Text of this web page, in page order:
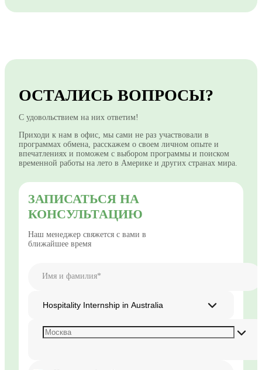
ОСТАЛИСЬ ВОПРОСЫ?
С удовольствием на них ответим!
Приходи к нам в офис, мы сами не раз участвовали в
программах обмена, расскажем о своем личном опыте и
впечатлениях и поможем с выбором программы и поиском
временной работы на лето в Америке и других странах мира.
ЗАПИСАТЬСЯ НА
КОНСУЛЬТАЦИЮ
Наш менеджер свяжется с вами в
ближайшее время
Имя и фамилия*
Hospitality Internship in Australia